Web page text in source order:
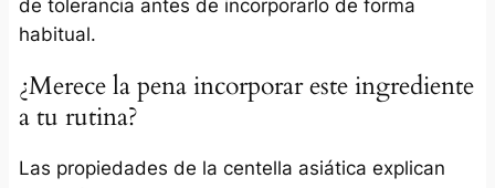
de tolerancia antes de incorporarlo de forma
habitual.
¿Merece la pena incorporar este ingrediente
a tu rutina?
Las propiedades de la centella asiática explican